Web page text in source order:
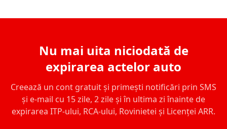
Nu mai uita niciodată de
expirarea actelor auto
Creează un cont gratuit și primești notificări prin SMS
și e-mail cu 15 zile, 2 zile și în ultima zi înainte de
expirarea ITP-ului, RCA-ului, Rovinietei și Licenței ARR.